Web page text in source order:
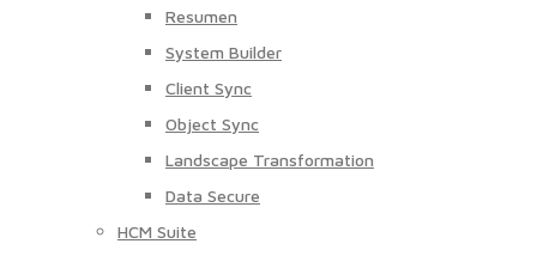
Resumen
System Builder
Client Sync
Object Sync
Landscape Transformation
Data Secure
HCM Suite